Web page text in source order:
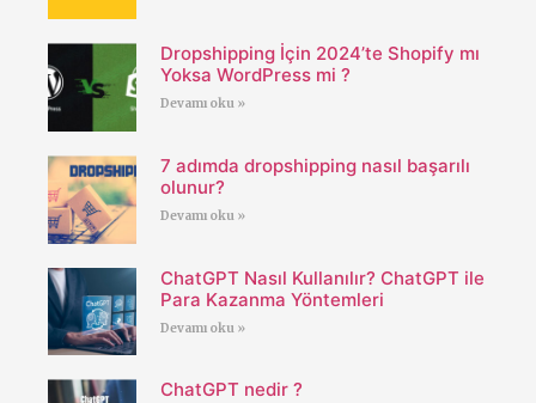
Dropshipping İçin 2024’te Shopify mı
Yoksa WordPress mi ?
Devamı oku »
7 adımda dropshipping nasıl başarılı
olunur?
Devamı oku »
ChatGPT Nasıl Kullanılır? ChatGPT ile
Para Kazanma Yöntemleri
Devamı oku »
ChatGPT nedir ?